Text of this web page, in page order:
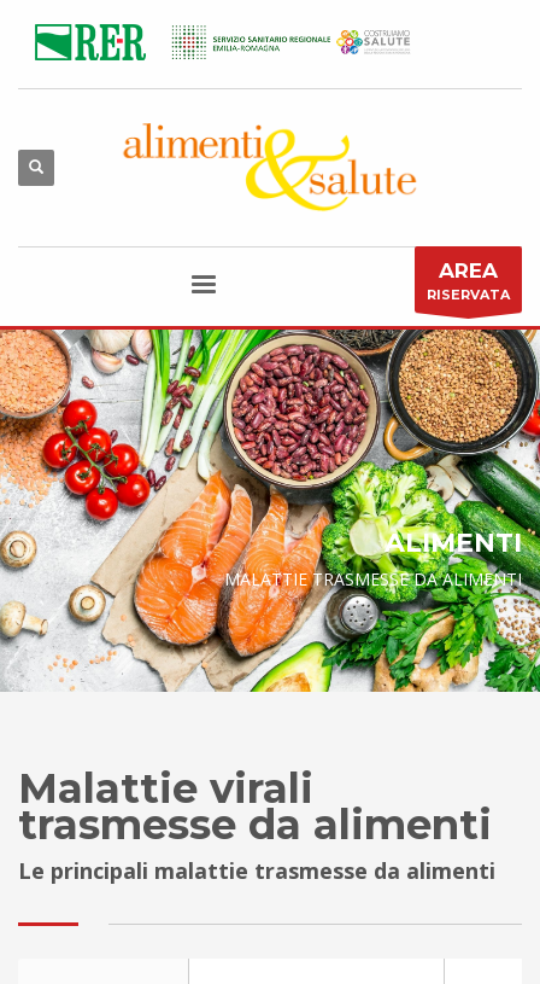
AREA
RISERVATA
ALIMENTI
MALATTIE TRASMESSE DA ALIMENTI
Malattie virali
trasmesse da alimenti
Le principali malattie trasmesse da alimenti